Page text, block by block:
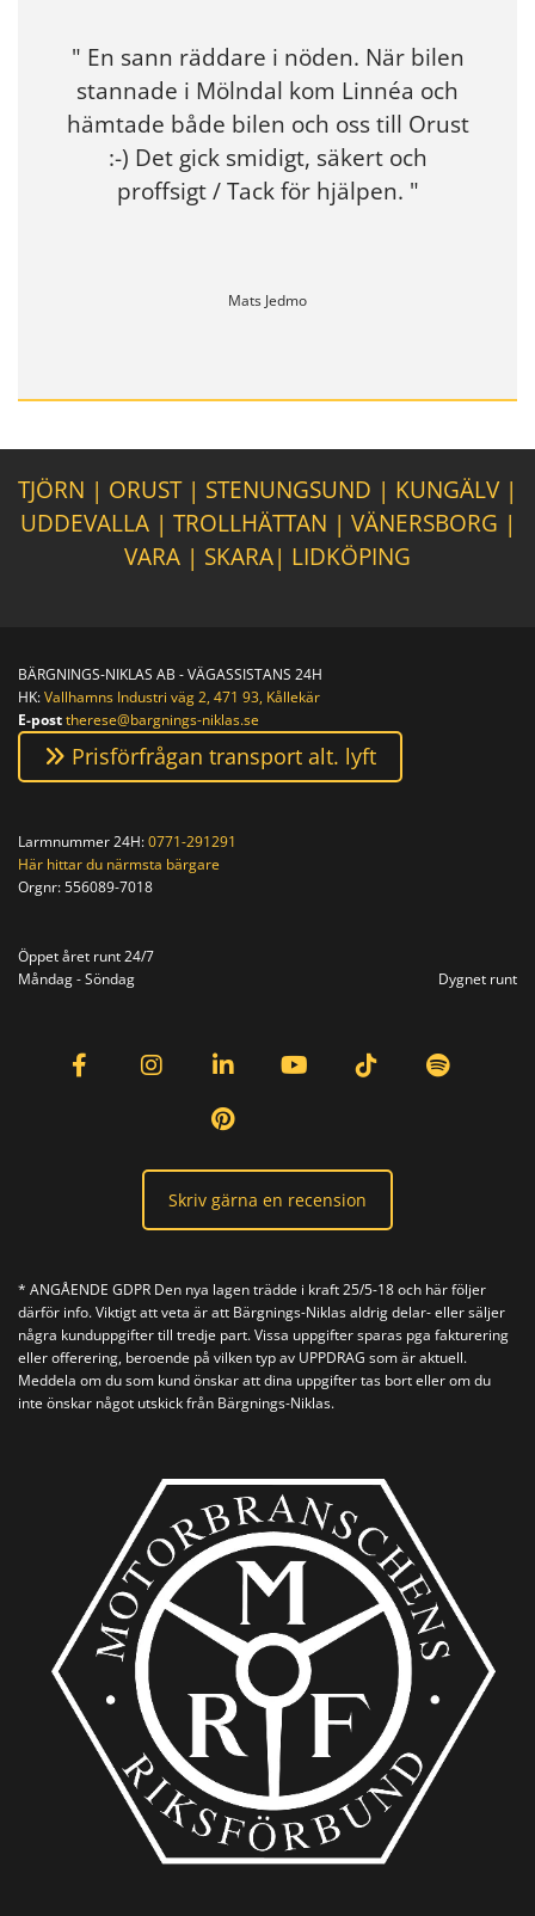
" En sann räddare i nöden. När bilen
stannade i Mölndal kom Linnéa och
hämtade både bilen och oss till Orust
:-) Det gick smidigt, säkert och
proffsigt / Tack för hjälpen. "
Mats Jedmo
TJÖRN | ORUST| STENUNGSUND | KUNGÄLV|
UDDEVALLA| TROLLHÄTTAN | VÄNERSBORG |
VARA | SKARA| LIDKÖPING
BÄRGNINGS-NIKLAS AB - VÄGASSISTANS 24H
HK:Vallhamns Industri väg 2, 471 93, Kållekär
E-posttherese@bargnings-niklas.se
Prisförfrågan transport alt. lyft
Larmnummer 24H:0771-291291
Här hittar du närmsta bärgare
Orgnr:556089-7018
Öppet året runt 24/7
Måndag - Söndag
Dygnet runt
Skriv gärna en recension
* ANGÅENDE GDPR Den nya lagen trädde i kraft 25/5-18 och här följer
därför info. Viktigt att veta är att Bärgnings-Niklas aldrig delar- eller säljer
några kunduppgifter till tredje part. Vissa uppgifter sparas pga fakturering
eller offerering, beroende på vilken typ av UPPDRAG som är aktuell.
Meddela om du som kund önskar att dina uppgifter tas bort eller om du
inte önskar något utskick från Bärgnings-Niklas.